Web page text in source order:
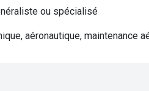
ou spécialisé
aéronautique, maintenance